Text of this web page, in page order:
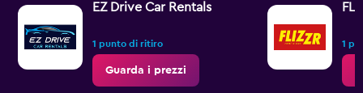
EZ Drive Car Rentals
1 punto di ritiro
Guarda i prezzi
1